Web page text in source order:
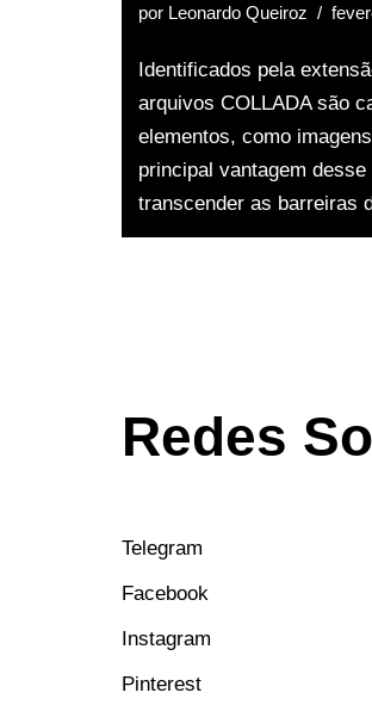
por Leonardo Queiroz
Identificados pela
arquivos COLLADA são
elementos, como
principal vantagem
transcender as barreiras
Redes
Telegram
Facebook
Instagram
Pinterest